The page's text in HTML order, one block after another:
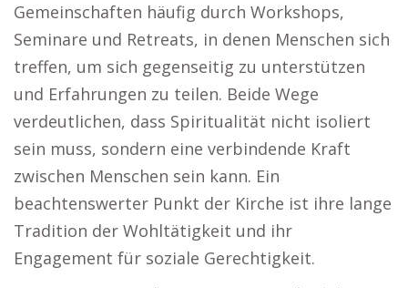
Gemeinschaften häufig durch Workshops,
Seminare und Retreats, in denen Menschen sich
treffen, um sich gegenseitig zu unterstützen
und Erfahrungen zu teilen. Beide Wege
verdeutlichen, dass Spiritualität nicht isoliert
sein muss, sondern eine verbindende Kraft
zwischen Menschen sein kann. Ein
beachtenswerter Punkt der Kirche ist ihre lange
Tradition der Wohltätigkeit und ihr
Engagement für soziale Gerechtigkeit.